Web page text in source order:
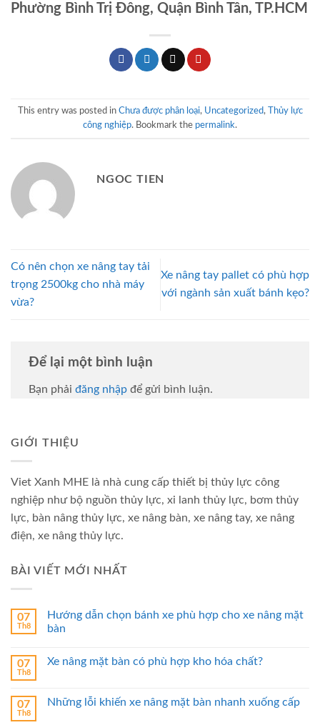
Phường Bình Trị Đông, Quận Bình Tân, TP.HCM
This entry was posted in Chưa được phân loại, Uncategorized,
Thủy lực
công nghiệp. Bookmark the permalink.
NGOC TIEN
Có nên chọn xe nâng tay tải
trọng 2500kg cho nhà máy
vừa?
Xe nâng tay pallet có phù hợp
với ngành sản xuất bánh kẹo?
Để lại một bình luận
Bạn phải đăng nhập để gửi bình luận.
GIỚI THIỆU
Viet Xanh MHE là nhà cung cấp thiết bị thủy lực công
nghiệp như bộ nguồn thủy lực, xi lanh thủy lực, bơm thủy
lực, bàn nâng thủy lực, xe nâng bàn, xe nâng tay, xe nâng
điện, xe nâng thủy lực.
BÀI VIẾT MỚI NHẤT
07
Th8
Hướng dẫn chọn bánh xe phù hợp cho xe nâng mặt
bàn
07
Th8
Xe nâng mặt bàn có phù hợp kho hóa chất?
07
Th8
Những lỗi khiến xe nâng mặt bàn nhanh xuống cấp